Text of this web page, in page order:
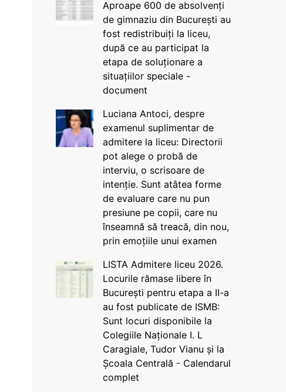
Aproape 600 de absolvenți
de gimnaziu din București au
fost redistribuiți la liceu,
după ce au participat la
etapa de soluționare a
situațiilor speciale -
document
Luciana Antoci, despre
examenul suplimentar de
admitere la liceu: Directorii
pot alege o probă de
interviu, o scrisoare de
intenție. Sunt atâtea forme
de evaluare care nu pun
presiune pe copii, care nu
înseamnă să treacă, din nou,
prin emoțiile unui examen
LISTA Admitere liceu 2026.
Locurile rămase libere în
București pentru etapa a II-a
au fost publicate de ISMB:
Sunt locuri disponibile la
Colegiile Naționale I. L
Caragiale, Tudor Vianu și la
Școala Centrală - Calendarul
complet